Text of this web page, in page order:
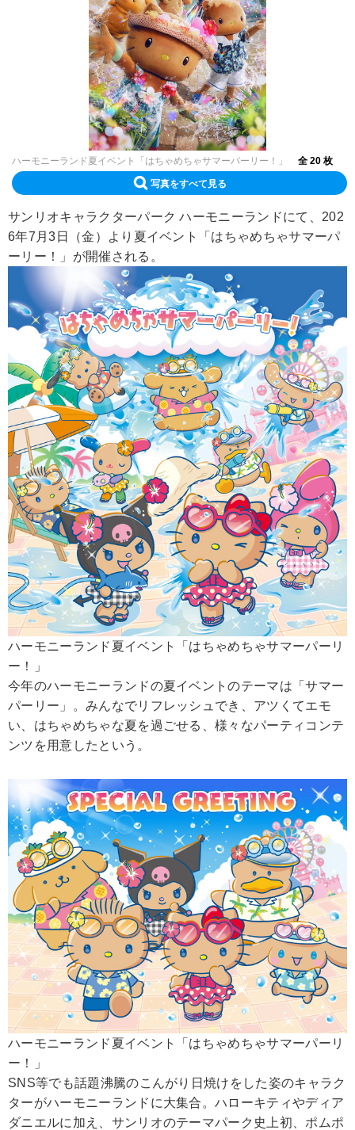
ハーモニーランド夏イベント「はちゃめちゃサマーパーリー！」 全 20 枚
写真をすべて見る
サンリオキャラクターパーク ハーモニーランドにて、202
6年7月3日（金）より夏イベント「はちゃめちゃサマーパ
ーリー！」が開催される。
ハーモニーランド夏イベント「はちゃめちゃサマーパーリ
ー！」
今年のハーモニーランドの夏イベントのテーマは「サマー
パーリー」。みんなでリフレッシュでき、アツくてエモ
い、はちゃめちゃな夏を過ごせる、様々なパーティコンテ
ンツを用意したという。
ハーモニーランド夏イベント「はちゃめちゃサマーパーリ
ー！」
SNS等でも話題沸騰のこんがり日焼けをした姿のキャラク
ターがハーモニーランドに大集合。ハローキティやディア
ダニエルに加え、サンリオのテーマパーク史上初、ポムポ